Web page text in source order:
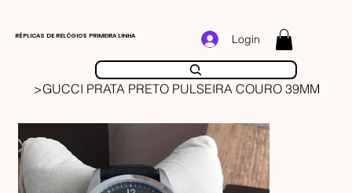
RÉPLICAS DE RELÓGIOS PRIMEIRA LINHA Login
>GUCCI PRATA PRETO PULSEIRA COURO 39MM